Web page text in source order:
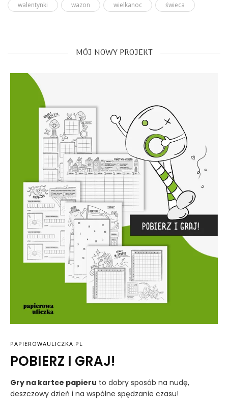
walentynki
wazon wielkanoc świeca
MÓJ NOWY PROJEKT
PAPIEROWAULICZKA.PL
POBIERZ I GRAJ!
Gry na kartce papieru to dobry sposób na nudę,
deszczowy dzień i na wspólne spędzanie czasu!